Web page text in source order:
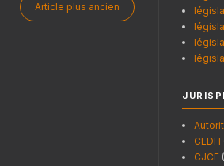
Article plus ancien
CEDH
CJCE